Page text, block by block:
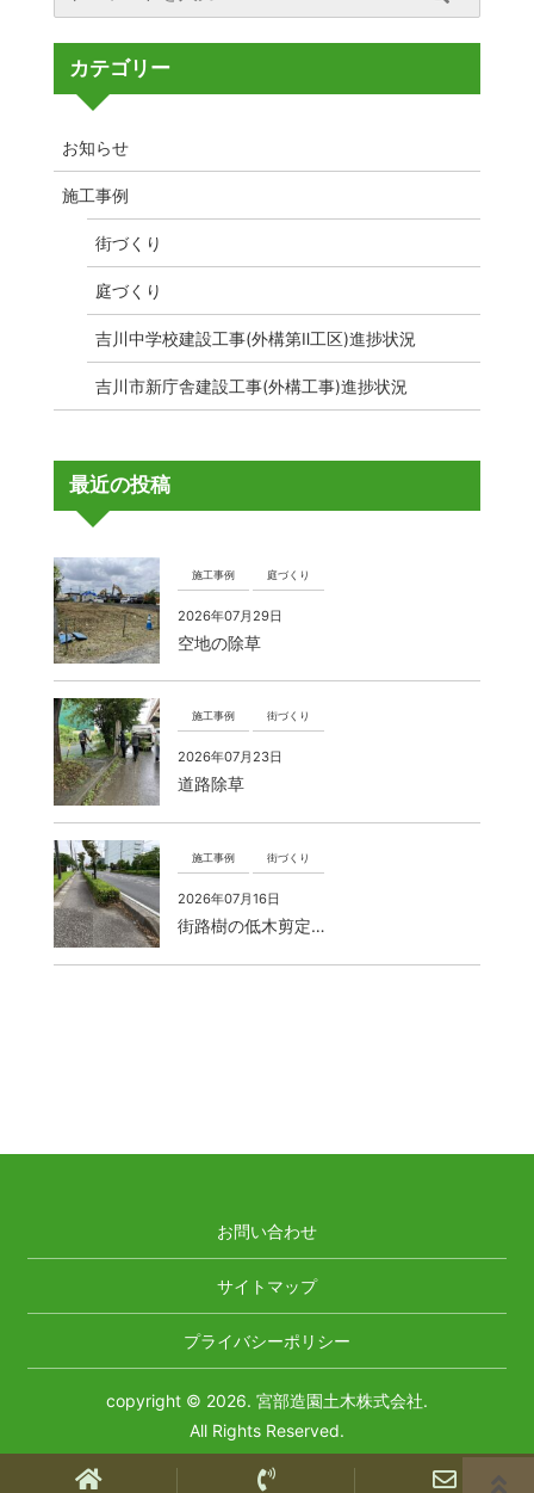
カテゴリー
お知らせ
施工事例
街づくり
庭づくり
吉川中学校建設工事(外構第Ⅱ工区)進捗状況
吉川市新庁舎建設工事(外構工事)進捗状況
最近の投稿
施工事例 庭づくり
2026年07月29日
空地の除草
施工事例 街づくり
2026年07月23日
道路除草
施工事例 街づくり
2026年07月16日
街路樹の低木剪定…
お問い合わせ
サイトマップ
プライバシーポリシー
copyright © 2026. 宮部造園土木株式会社.
All Rights Reserved.